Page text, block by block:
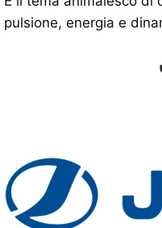
pulsione, energia e